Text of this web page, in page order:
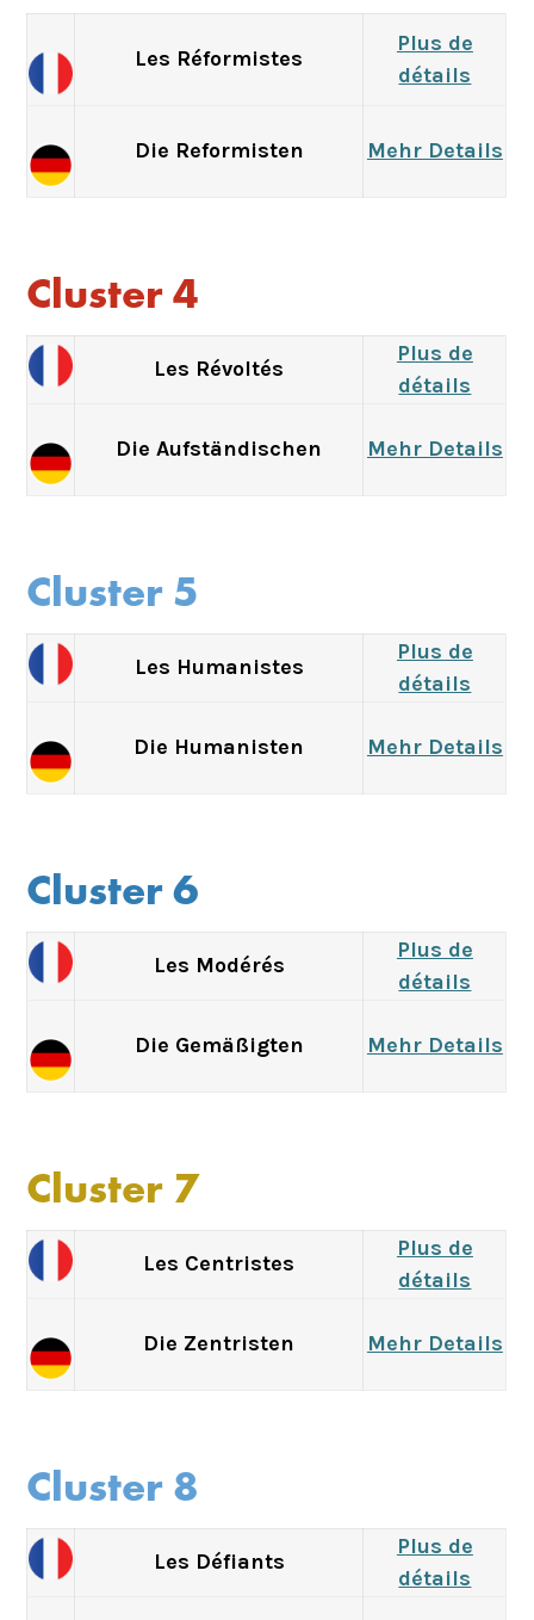
Les Réformistes
Plus de
détails
Die Reformisten Mehr Details
Cluster 4
Les Révoltés
Plus de
détails
Die Aufständischen Mehr Details
Cluster 5
Les Humanistes
Plus de
détails
Die Humanisten Mehr Details
Cluster 6
Les Modérés
Plus de
détails
Die Gemäßigten Mehr Details
Cluster 7
Les Centristes
Plus de
détails
Die Zentristen Mehr Details
Cluster 8
Les Défiants
Plus de
détails